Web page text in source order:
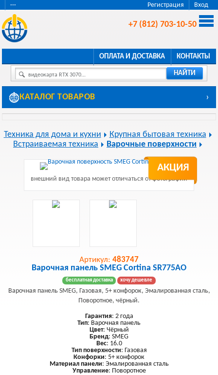
Регистрация Вход
···
+7 (812) 703-10-50
ОПЛАТА И ДОСТАВКА КОНТАКТЫ
видеокарта RTX 3070... НАЙТИ
КАТАЛОГ ТОВАРОВ ›
Техника для дома и кухни
Крупная бытовая техника
Встраиваемая техника
Варочные поверхности
АКЦИЯ
внешний вид товара может отличаться от фотографии
Артикул: 483747
Варочная панель SMEG Cortina SR775AO
бесплатная доставка хочу дешевле
Варочная панель SMEG, Газовая, 5+ конфорок, Эмалированная сталь,
Поворотное, чёрный.
Гарантия: 2 года
Тип: Варочная панель
Цвет: Чёрный
Бренд: SMEG
Вес: 16.0
Тип поверхности: Газовая
Конфорки: 5+ конфорок
Материал панели: Эмалированная сталь
Управление: Поворотное